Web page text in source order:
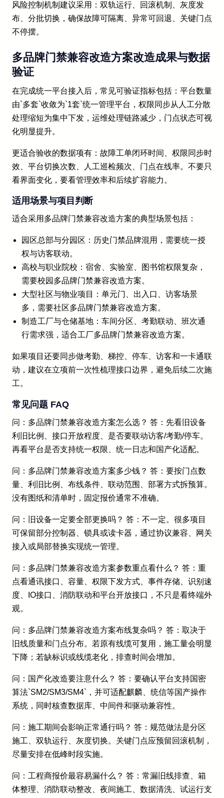
风险控制机制建议采用：双轨运行、回滚机制、灰度发
布、分批切换，确保故障可隔离、异常可回退、关键门点
不停摆。
多品牌门禁兼容改造方案改造成果与数据
验证
在完成统一平台接入后，常见可验证指标包括：平台数量
由`多套`收敛为`1套`统一管理平台，权限同步从人工分散
处理缩短为集中下发，运维处理链路减少，门点状态可视
化明显提升。
更适合验收的数据项有：故障工单闭环时间、权限同步时
效、平台切换次数、人工巡检频次、门点在线率。不要只
看界面变化，要看管理效率和后续扩容能力。
适用场景与项目判断
适合采用多品牌门禁兼容改造方案的典型场景包括：
园区总部与分园区：历史门禁品牌混用，需要统一授
权与访客联动。
高校与职业院校：宿舍、实验室、图书馆权限复杂，
需要校园多品牌门禁兼容改造方案。
大型社区与物业项目：单元门、出入口、访客场景
多，需要社区多品牌门禁兼容改造方案。
制造工厂与仓储基地：车间分区、考勤联动、班次通
行需求强，适合工厂多品牌门禁兼容改造方案。
如果项目还要同步做考勤、梯控、停车、访客和一卡通联
动，建议在立项前一次性梳理接口边界，避免后续二次施
工。
常见问题 FAQ
问：多品牌门禁兼容改造方案怎么选？ 答：先看旧设备
利旧比例、接口开放程度、是否要联动访客/考勤/停车。
再看平台是否支持统一权限、统一日志和国产化适配。
问：多品牌门禁兼容改造方案多少钱？ 答：要按门点数
量、利旧比例、布线条件、联动范围、部署方式拆预算。
没有图纸和清单时，固定报价通常不准确。
问：旧设备一定要全部更换吗？ 答：不一定。很多项目
可保留部分控制器、锁具或读卡器，通过协议兼容、网关
接入或局部替换实现统一管理。
问：多品牌门禁兼容改造方案参数重点看什么？ 答：重
点看通讯接口、容量、权限下发方式、事件存储、识别速
度、IO接口、消防联动和平台开放接口，不只是看终端外
观。
问：多品牌门禁兼容改造方案布线复杂吗？ 答：取决于
旧线质量和门点分布。若原有线缆可复用，施工量会明显
下降；若缺标识或线缆老化，排查时间会增加。
问：国产化改造要注意什么？ 答：要确认平台支持国密
算法`SM2/SM3/SM4`，并可适配麒麟、统信等国产操作
系统，同时核查数据库、中间件和驱动兼容性。
问：施工期间会影响正常通行吗？ 答：规范做法是分区
施工、双轨运行、灰度切换。关键门点应预留回滚机制，
尽量安排在低峰时段实施。
问：工程商报价最容易漏什么？ 答：常漏旧线排查、箱
体整理、消防联动整改、夜间施工、数据清洗、试运行支